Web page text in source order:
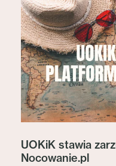
UOKiK stawia
Nocowanie.pl